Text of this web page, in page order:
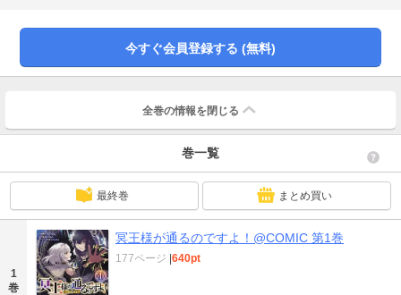
者の生命力を自らの糧とする「吸命」の力に目覚める！加えて前世でひたすら
ベッドの上で学び続けた科学と持ち前の機転のよさを生かした創作魔術を用
「奪う側」へと傾斜していき……？生きたい幽鬼と死ねない少女が世界と反目
今すぐ会員登録する (無料)
全巻の情報を 閉じる
巻一覧
最終巻 まとめ買い
1
巻
冥王様が通るのですよ！@COMIC 第1巻
177ページ |640pt